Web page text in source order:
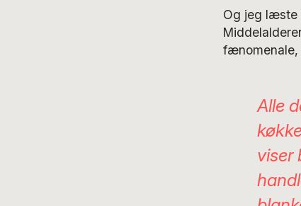
Og jeg læste
fænomenale,
Alle
viser